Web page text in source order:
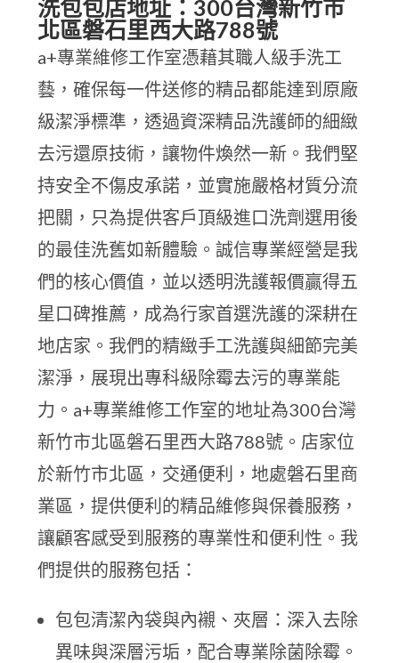
洗包包店地址：300台灣新竹市
北區磐石里西大路788號
a+專業維修工作室憑藉其職人級手洗工
藝，確保每一件送修的精品都能達到原廠
級潔淨標準，透過資深精品洗護師的細緻
去污還原技術，讓物件煥然一新。我們堅
持安全不傷皮承諾，並實施嚴格材質分流
把關，只為提供客戶頂級進口洗劑選用後
的最佳洗舊如新體驗。誠信專業經營是我
們的核心價值，並以透明洗護報價贏得五
星口碑推薦，成為行家首選洗護的深耕在
地店家。我們的精緻手工洗護與細節完美
潔淨，展現出專科級除霉去污的專業能
力。a+專業維修工作室的地址為300台灣
新竹市北區磐石里西大路788號。店家位
於新竹市北區，交通便利，地處磐石里商
業區，提供便利的精品維修與保養服務，
讓顧客感受到服務的專業性和便利性。我
們提供的服務包括：
包包清潔內袋與內襯、夾層：深入去除
異味與深層污垢，配合專業除菌除霉。